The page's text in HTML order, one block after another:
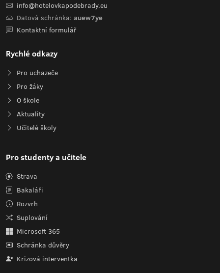
info@hotelovkapodebrady.eu
Datová schránka: auew7ye
Kontaktní formulář
Rychlé odkazy
Pro uchazeče
Pro žáky
O škole
Aktuality
Učitelé školy
Pro studenty a učitele
Strava
Bakaláři
Rozvrh
Suplování
Microsoft 365
Schránka důvěry
Krizová interventka